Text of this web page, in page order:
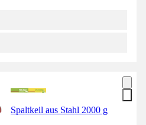
Spaltkeil aus Stahl 2000 g